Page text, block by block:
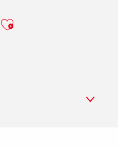
Ajouter aux